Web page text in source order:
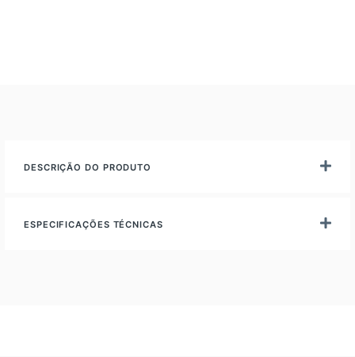
DESCRIÇÃO DO PRODUTO
ESPECIFICAÇÕES TÉCNICAS